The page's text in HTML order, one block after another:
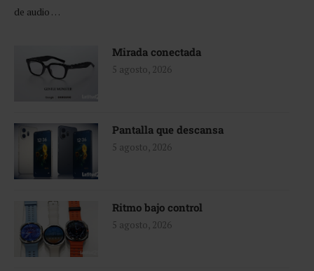
de audio …
Mirada conectada
5 agosto, 2026
Pantalla que descansa
5 agosto, 2026
Ritmo bajo control
5 agosto, 2026